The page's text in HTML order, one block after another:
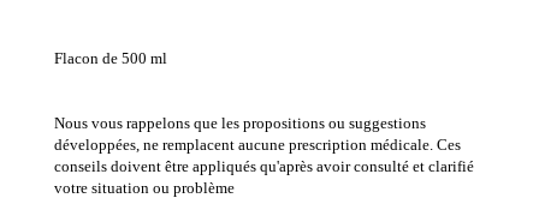
Flacon de 500 ml
Nous vous rappelons que les propositions ou suggestions
développées, ne remplacent aucune prescription médicale. Ces
conseils doivent être appliqués qu'après avoir consulté et clarifié
votre situation ou problème